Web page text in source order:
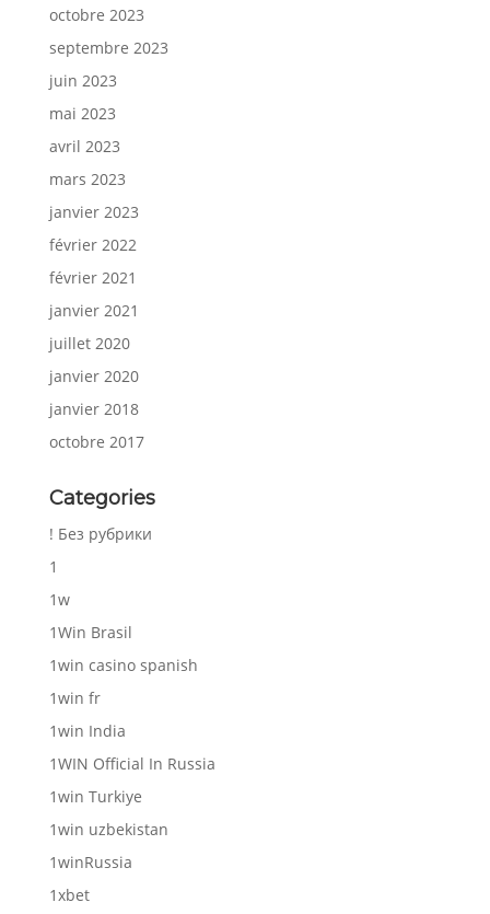
octobre 2023
septembre 2023
juin 2023
mai 2023
avril 2023
mars 2023
janvier 2023
février 2022
février 2021
janvier 2021
juillet 2020
janvier 2020
janvier 2018
octobre 2017
Categories
! Без рубрики
1
1w
1Win Brasil
1win casino spanish
1win fr
1win India
1WIN Official In Russia
1win Turkiye
1win uzbekistan
1winRussia
1xbet